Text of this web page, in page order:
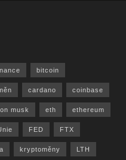
bitcoin
cardano coinbase
musk eth ethereum
FED FTX
kryptoměny LTH